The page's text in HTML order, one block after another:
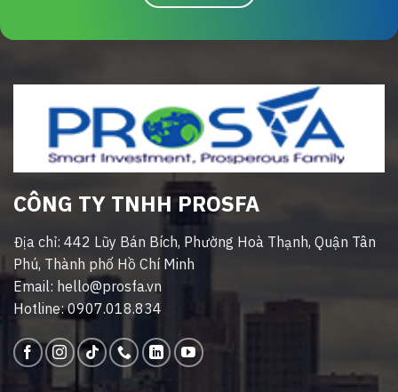
CÔNG TY TNHH PROSFA
Địa chỉ: 442 Lũy Bán Bích, Phường Hoà Thạnh, Quận Tân
Phú, Thành phố Hồ Chí Minh
Email: hello@prosfa.vn
Hotline: 0907.018.834